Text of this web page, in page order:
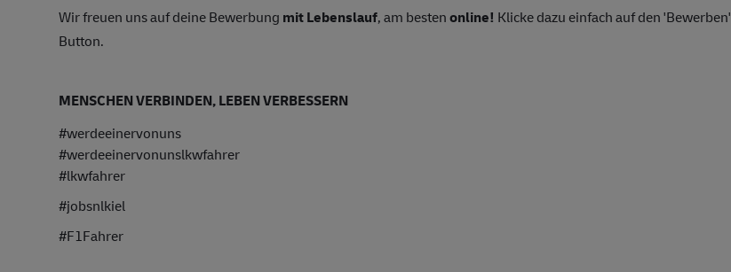
Wir freuen uns auf deine Bewerbung mit Lebenslauf, am bestenonline! Klicke dazu einfach auf den 'Bewerben'
Button.
MENSCHEN VERBINDEN, LEBEN VERBESSERN
#werdeeinervonuns
#werdeeinervonunslkwfahrer
#lkwfahrer
#jobsnlkiel
#F1Fahrer